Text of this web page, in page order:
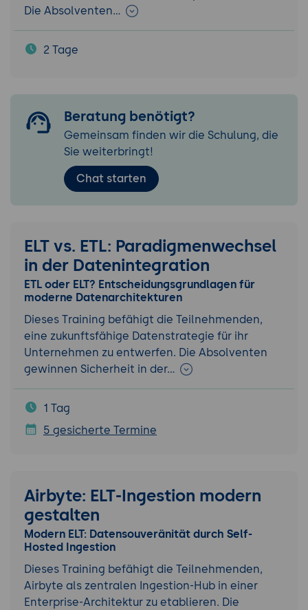
Die Absolventen…
2 Tage
Beratung benötigt?
Gemeinsam finden wir die Schulung, die
Sie weiterbringt!
Chat starten
ELT vs. ETL: Paradigmenwechsel
in der Datenintegration
ETL oder ELT? Entscheidungsgrundlagen für
moderne Datenarchitekturen
Dieses Training befähigt die Teilnehmenden,
eine zukunftsfähige Datenstrategie für ihr
Unternehmen zu entwerfen. Die Absolventen
gewinnen Sicherheit in der…
1 Tag
5 gesicherte Termine
Airbyte: ELT-Ingestion modern
gestalten
Modern ELT: Datensouveränität durch Self-
Hosted Ingestion
Dieses Training befähigt die Teilnehmenden,
Airbyte als zentralen Ingestion-Hub in einer
Enterprise-Architektur zu etablieren. Die